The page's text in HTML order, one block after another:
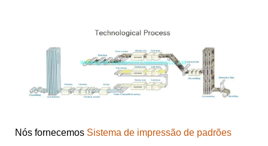
Nós fornecemos Sistema de impressão de padrões